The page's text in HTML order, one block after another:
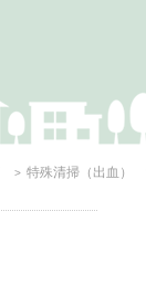
特殊清掃（出血